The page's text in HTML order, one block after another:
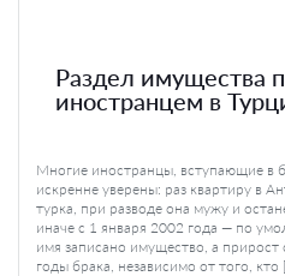
Раздел имущества
иностранцем в
Многие иностранцы, вступающие в
искренне уверены: раз квартиру в
турка, при разводе она мужу и
иначе с 1 января 2002 года — по
имя записано имущество, а
годы брака, независимо от того,